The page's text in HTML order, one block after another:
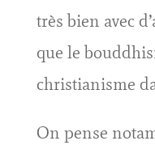
très bien avec
que le
christianisme
On pense